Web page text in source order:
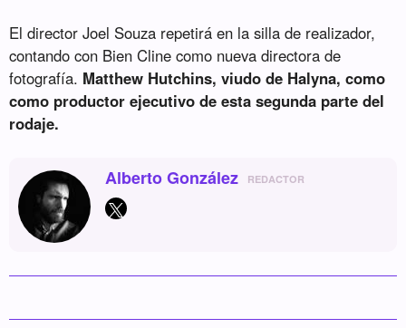
El director Joel Souza repetirá en la silla de realizador,
contando con Bien Cline como nueva directora de
fotografía. Matthew Hutchins, viudo de Halyna, como
como productor ejecutivo de esta segunda parte del
rodaje.
Alberto González REDACTOR